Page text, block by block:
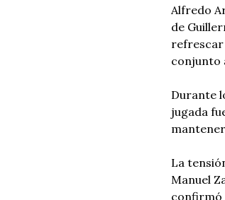
Alfredo
de
refrescar
conjunto
Durante
jugada
La
Manuel
confirmó